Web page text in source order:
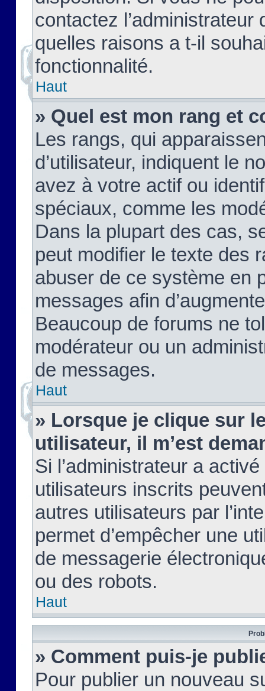
contactez
quelles raisons a t-il
fonctionnalité.
Haut
» Quel est mon rang et
Les rangs, qui
d’utilisateur, indiquent le
avez à votre actif ou
spéciaux, comme les
Dans la plupart des cas,
peut modifier le texte des
abuser de ce système en
messages afin
Beaucoup de forums ne
modérateur ou un
de messages.
Haut
» Lorsque je clique sur
utilisateur, il m’est
Si l’administrateur a
utilisateurs inscrits
autres utilisateurs par
permet d’empêcher une
de messagerie
ou des robots.
Haut
» Comment puis-je
Pour publier un nouveau